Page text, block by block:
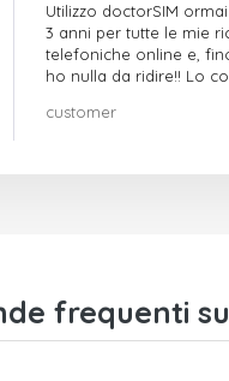
Utilizzo doctorSIM
3 anni per tutte le mie
telefoniche online e,
ho nulla da ridire!! Lo
customer
frequenti